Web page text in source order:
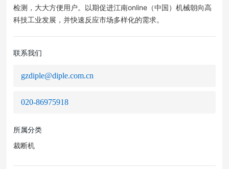
检测，大大方便用户。以期促进江南online（中国）机械朝向高
科技工业发展，并快速反应市场多样化的需求。
联系我们
gzdiple@diple.com.cn
020-86975918
所属分类
裁断机